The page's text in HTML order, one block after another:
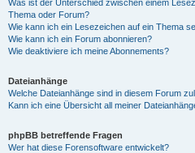
Was ist der Unterschied zwischen einem
Thema oder Forum?
Wie kann ich ein Lesezeichen auf ein Thema
Wie kann ich ein Forum abonnieren?
Wie deaktiviere ich meine Abonnements?
Dateianhänge
Welche Dateianhänge sind in diesem Forum
Kann ich eine Übersicht all meiner
phpBB betreffende Fragen
Wer hat diese Forensoftware entwickelt?